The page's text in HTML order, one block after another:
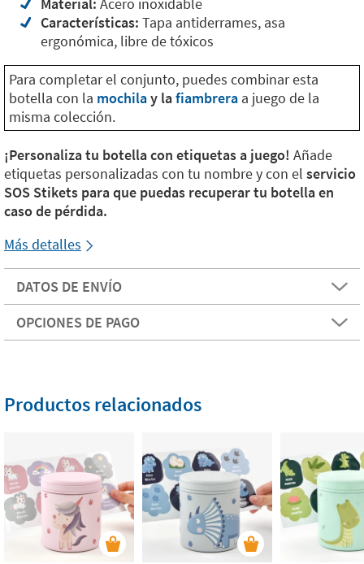
Características: Tapa antiderrames, asa
ergonómica, libre de tóxicos
Para completar el conjunto, puedes combinar esta
botella con la mochilay lafiambrera a juego de la
misma colección.
¡Personaliza tu botella con etiquetas a juego! Añade
etiquetas personalizadas con tu nombre y con el servicio
SOS Stikets para que puedas recuperar tu botella en
caso de pérdida.
Más detalles
DATOS DE ENVÍO
OPCIONES DE PAGO
Productos relacionados